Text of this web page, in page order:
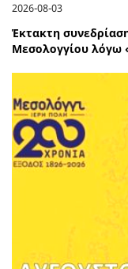
2026-08-03
Έκτακτη
Μεσολογγίου λόγω